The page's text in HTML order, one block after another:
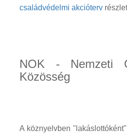
családvédelmi akcióterv
NOK - Nemzeti
Közösség
A köznyelvben